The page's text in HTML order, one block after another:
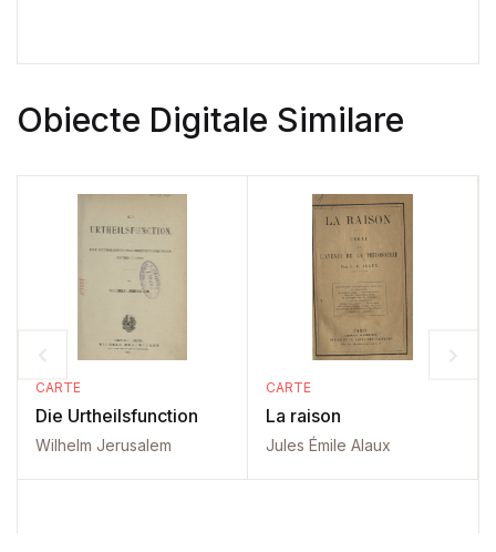
Obiecte Digitale Similare
CARTE
Die Urtheilsfunction
Wilhelm Jerusalem
CARTE
La raison
Jules Émile Alaux